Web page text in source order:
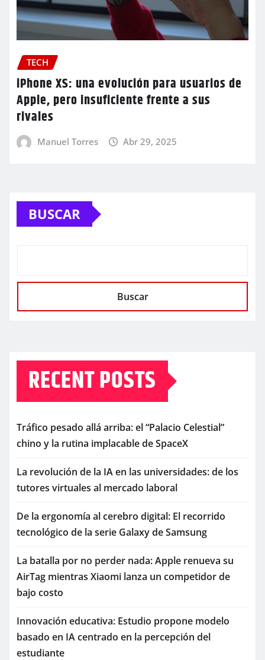
TECH
iPhone XS: una evolución para usuarios de
Apple, pero insuficiente frente a sus
rivales
Manuel Torres Abr 29, 2025
BUSCAR
Buscar
RECENT POSTS
Tráfico pesado allá arriba: el “Palacio Celestial”
chino y la rutina implacable de SpaceX
La revolución de la IA en las universidades: de los
tutores virtuales al mercado laboral
De la ergonomía al cerebro digital: El recorrido
tecnológico de la serie Galaxy de Samsung
La batalla por no perder nada: Apple renueva su
AirTag mientras Xiaomi lanza un competidor de
bajo costo
Innovación educativa: Estudio propone modelo
basado en IA centrado en la percepción del
estudiante